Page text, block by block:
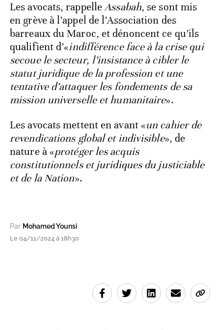
Les avocats, rappelleAssabah, se sont mis
en grève à l’appel de l’Association des
barreaux du Maroc, et dénoncent ce qu’ils
qualifient d’«indifférence face à la crise qui
secoue le secteur, l’insistance à cibler le
statut juridique de la profession et une
tentative d’attaquer les fondements de sa
mission universelle et humanitaire».
Les avocats mettent en avant «un cahier de
revendications global et indivisible», de
nature à «protéger les acquis
constitutionnels et juridiques du justiciable
et de la Nation».
Par Mohamed Younsi
Le 04/11/2024 à 18h30